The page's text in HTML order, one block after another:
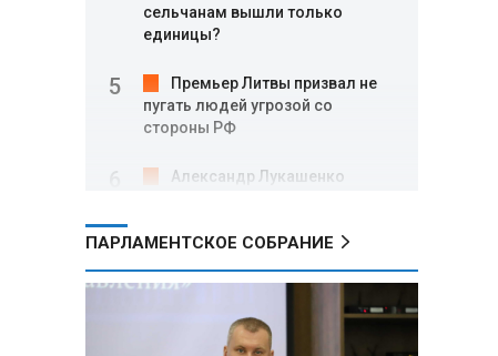
сельчанам вышли только
единицы?
Премьер Литвы призвал не
пугать людей угрозой со
стороны РФ
Александр Лукашенко
НАТО
В Белгородской области при
новых атаках ВСУ пострадали
еще четыре человека
ПАРЛАМЕНТСКОЕ СОБРАНИЕ